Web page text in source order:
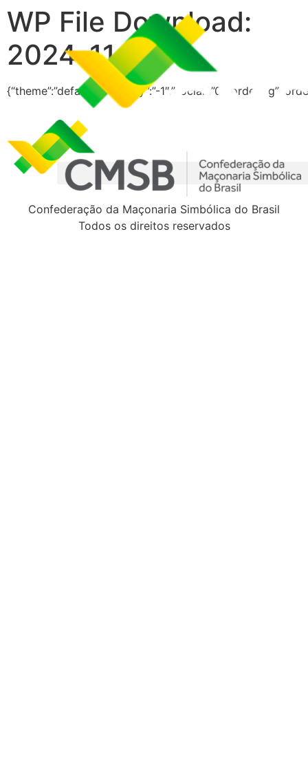
WP File Download:
2024-11
{“theme”:”default”,”visibility”:”-
Confederação da Maçonaria Simbólica do Brasil
Todos os direitos reservados